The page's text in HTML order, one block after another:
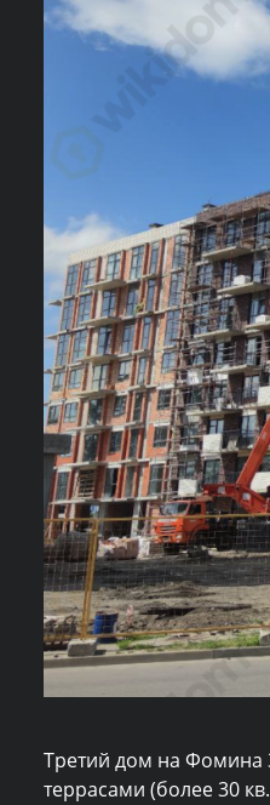
Третий дом на Фомина
террасами (более 30